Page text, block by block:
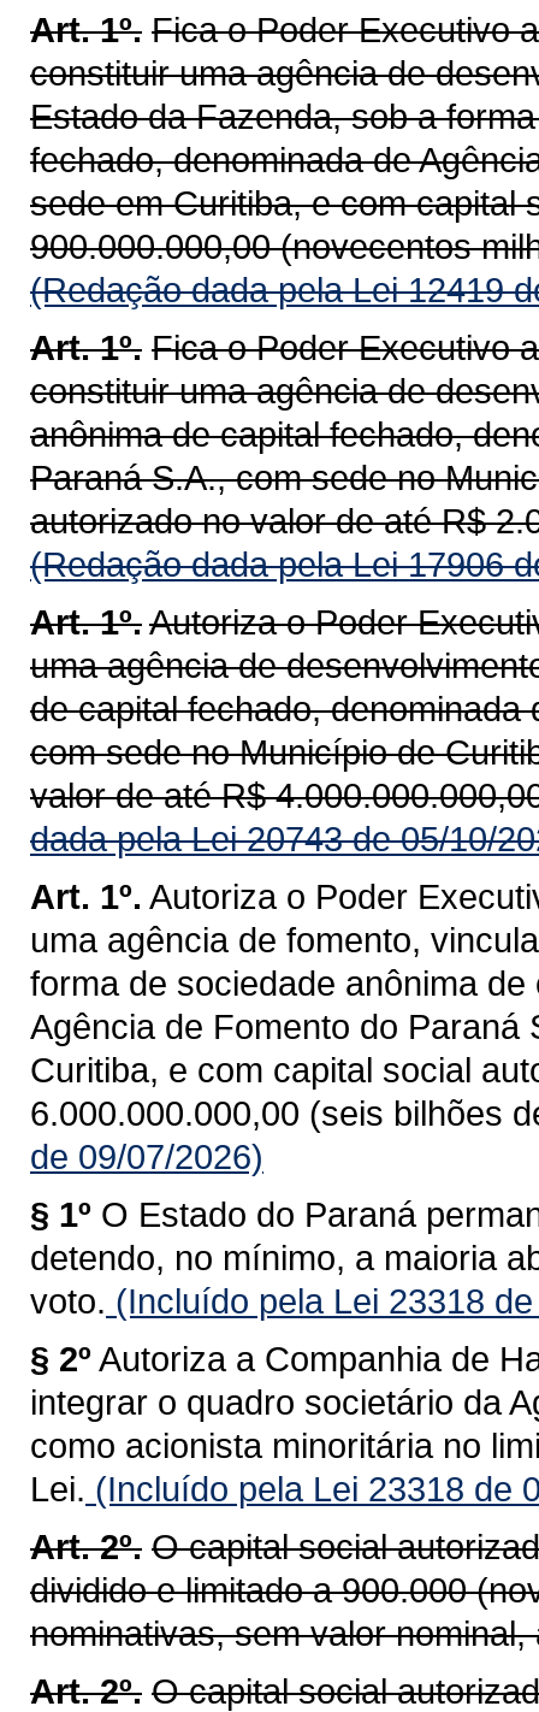
Art. 1º. Fica o Poder Executivo
constituir uma agência de
Estado da Fazenda, sob a
fechado, denominada de
sede em Curitiba, e com capital
900.000.000,00 (novecentos
(Redação dada pela Lei 12419
Art. 1º. Fica o Poder Executivo
constituir uma agência de
anônima de capital fechado,
Paraná S.A., com sede no
autorizado no valor de até R$
(Redação dada pela Lei 17906
Art. 1º.Autoriza o Poder
uma agência de
de capital fechado, denominada
com sede no Município de
valor de até R$
dada pela Lei 20743 de 05/10/
Art. 1º. Autoriza o Poder
uma agência de fomento,
forma de sociedade anônima
Agência de Fomento do
Curitiba, e com capital social
6.000.000.000,00 (seis bilhões
de 09/07/2026)
§ 1º O Estado do Paraná
detendo, no mínimo, a maioria
voto. (Incluído pela Lei 23318
§ 2º Autoriza a Companhia de
integrar o quadro societário da
como acionista minoritária no
Lei. (Incluído pela Lei 23318 de
Art. 2º. O capital social
dividido e limitado a 900.000
nominativas, sem valor
Art. 2º. O capital social